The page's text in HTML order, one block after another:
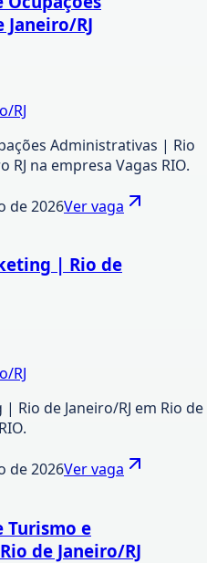
RJ
RJ
Administrativas | Rio
RJ na empresa Vagas RIO.
de 2026Ver vaga
| Rio de
RJ
Rio de Janeiro/RJ em Rio de
de 2026Ver vaga
Turismo e
de Janeiro/RJ